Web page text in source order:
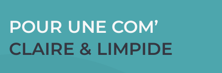
POUR UNE COM’
CLAIRE & LIMPIDE